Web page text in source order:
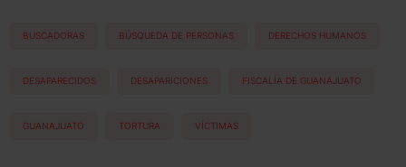
BUSCADORAS BÚSQUEDA DE PERSONAS DERECHOS HUMANOS
DESAPARECIDOS DESAPARICIONES FISCALÍA DE GUANAJUATO
GUANAJUATO TORTURA VÍCTIMAS